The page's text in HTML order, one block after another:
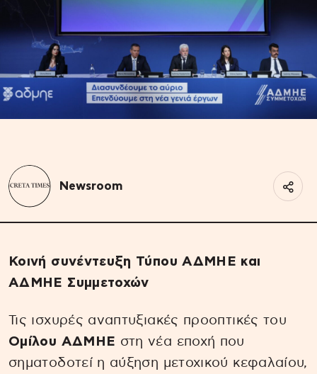
Newsroom
Κοινή συνέντευξη Τύπου ΑΔΜΗΕ και
ΑΔΜΗΕ Συμμετοχών
Τις ισχυρές αναπτυξιακές προοπτικές του
Ομίλου ΑΔΜΗΕ στη νέα εποχή που
σηματοδοτεί η αύξηση μετοχικού κεφαλαίου,